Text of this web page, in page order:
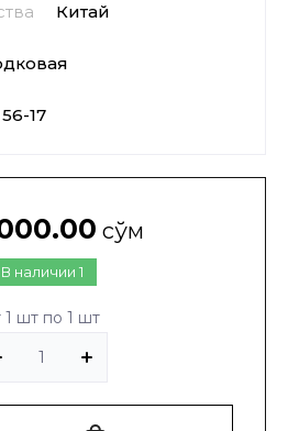
Китай
56-17
В наличии 1
сўм
1 шт по 1 шт